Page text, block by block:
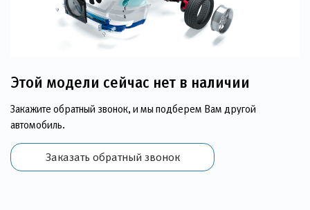
Этой модели сейчас нет в наличии
Закажите обратный звонок, и мы подберем Вам другой
автомобиль.
Заказать обратный звонок